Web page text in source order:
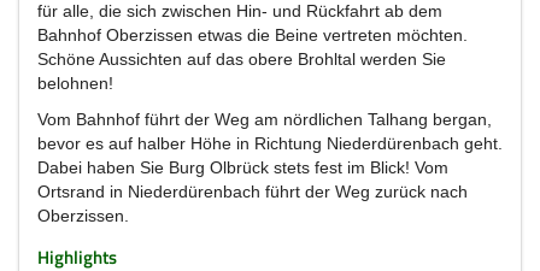
für alle, die sich zwischen Hin- und Rückfahrt ab dem
Bahnhof Oberzissen etwas die Beine vertreten möchten.
Schöne Aussichten auf das obere Brohltal werden Sie
belohnen!
Vom Bahnhof führt der Weg am nördlichen Talhang bergan,
bevor es auf halber Höhe in Richtung Niederdürenbach geht.
Dabei haben Sie Burg Olbrück stets fest im Blick! Vom
Ortsrand in Niederdürenbach führt der Weg zurück nach
Oberzissen.
Highlights